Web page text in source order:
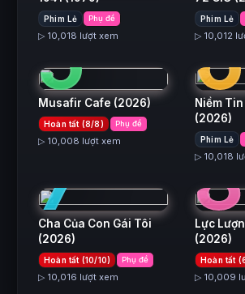
Phim Lẻ Phụ đề
▷ 10,018 lượt xem
Phim Lẻ
▷ 10,012
5
Musafir Cafe (2026)
Hoàn tất (8/8) Phụ đề
▷ 10,008 lượt xem
6
Niềm
(2026)
Phim Lẻ
▷ 10,018
7
Cha Của Con Gái Tôi
(2026)
Hoàn tất (10/10) Phụ đề
▷ 10,016 lượt xem
8
Lực
(2026)
Hoàn tất
▷ 10,009